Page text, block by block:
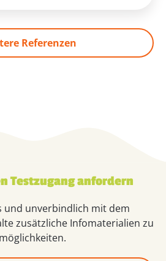
Referenzen
Testzugang anfordern
und unverbindlich mit dem
zusätzliche Infomaterialien zu